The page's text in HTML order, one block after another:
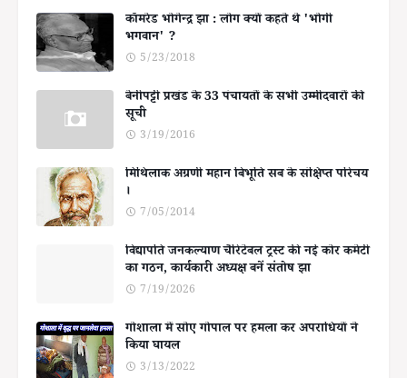
कॉमरेड भोगेन्द्र झा : लोग क्यों कहते थे 'भोगी
भगवान' ?
5/23/2018
बेनीपट्टी प्रखंड के 33 पंचायतों के सभी उम्मीदवारों की
सूची
3/19/2016
मिथिलाक अग्रणी महान बिभूति सब के संक्षिप्त परिचय
।
7/05/2014
विद्यापति जनकल्याण चैरिटेबल ट्रस्ट की नई कोर कमेटी
का गठन, कार्यकारी अध्यक्ष बनें संतोष झा
7/19/2026
गोशाला में सोए गोपाल पर हमला कर अपराधियों ने
किया घायल
3/13/2022